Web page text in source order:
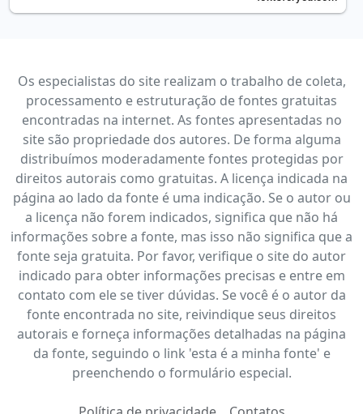
Os especialistas do site realizam o trabalho de coleta,
processamento e estruturação de fontes gratuitas
encontradas na internet. As fontes apresentadas no
site são propriedade dos autores. De forma alguma
distribuímos moderadamente fontes protegidas por
direitos autorais como gratuitas. A licença indicada na
página ao lado da fonte é uma indicação. Se o autor ou
a licença não forem indicados, significa que não há
informações sobre a fonte, mas isso não significa que a
fonte seja gratuita. Por favor, verifique o site do autor
indicado para obter informações precisas e entre em
contato com ele se tiver dúvidas. Se você é o autor da
fonte encontrada no site, reivindique seus direitos
autorais e forneça informações detalhadas na página
da fonte, seguindo o link 'esta é a minha fonte' e
preenchendo o formulário especial.